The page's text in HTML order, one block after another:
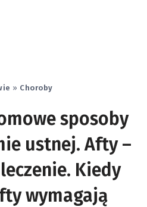
» Choroby
sposoby
ustnej. Afty –
Kiedy
wymagają